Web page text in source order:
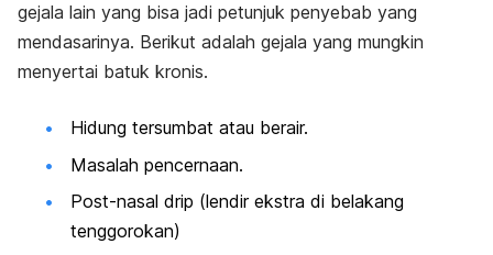
gejala lain yang bisa jadi petunjuk penyebab yang
mendasarinya. Berikut adalah gejala yang mungkin
menyertai batuk kronis.
Hidung tersumbat atau berair.
Masalah pencernaan.
Post-nasal drip (lendir ekstra di belakang
tenggorokan)